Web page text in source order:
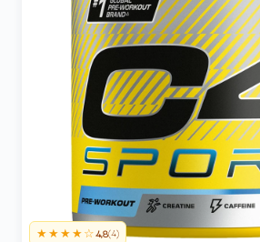
★★★★☆4,8(4)